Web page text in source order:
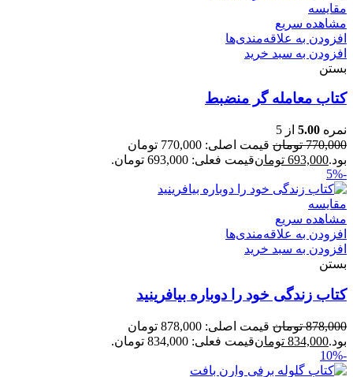
مقایسه
مشاهده سریع
افزودن به علاقه‌مندی‌ها
افزودن به سبد خرید
بستن
کتاب معامله گر منضبط
نمره 5.00 از 5
770,000 تومان
قیمت اصلی: 770,000 تومان
بود.693,000 تومانقیمت فعلی: 693,000 تومان.
-5%
مقایسه
مشاهده سریع
افزودن به علاقه‌مندی‌ها
افزودن به سبد خرید
بستن
کتاب زندگی خود را دوباره بیافرینید
878,000 تومان
قیمت اصلی: 878,000 تومان
بود.834,000 تومانقیمت فعلی: 834,000 تومان.
-10%